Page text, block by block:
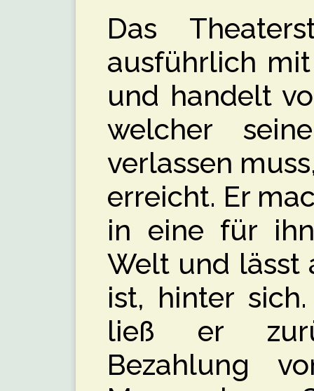
Das
ausführlich
und handelt
welcher
verlassen
erreicht. Er
in eine für
Welt und lässt
ist, hinter
ließ er
Bezahlung